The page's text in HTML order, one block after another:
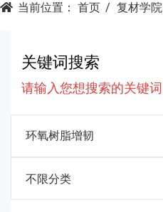
当前位置： 首页 复材学院
关键词搜索
请输入您想搜索的关键词
不限分类